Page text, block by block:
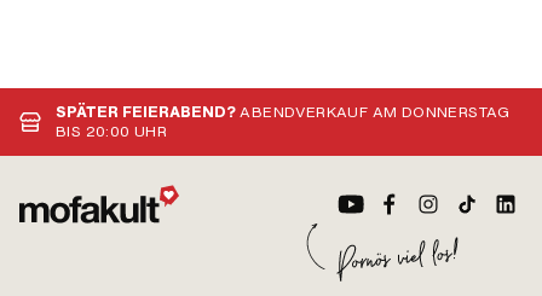
SPÄTER FEIERABEND?ABENDVERKAUF AM DONNERSTAG
BIS 20:00 UHR